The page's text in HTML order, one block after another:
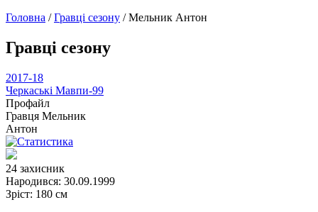
Головна /Гравці сезону /Мельник Антон
Гравці сезону
2017-18
Черкаські Мавпи-99
Профайл
Гравця Мельник
Антон
24 захисник
Народився: 30.09.1999
Зріст: 180 см